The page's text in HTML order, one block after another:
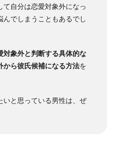
て自分は恋愛対象外になっ
んでしまうこともあるでし
対象外と判断する具体的な
から彼氏候補になる方法を
いと思っている男性は、ぜ